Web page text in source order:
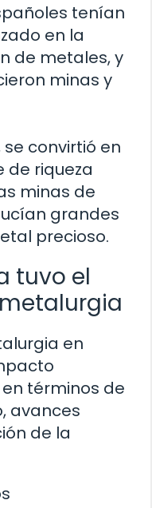
tenían
en la
de metales, y
minas y
convirtió en
riqueza
minas de
grandes
precioso.
tuvo el
en
términos de
avances
de la